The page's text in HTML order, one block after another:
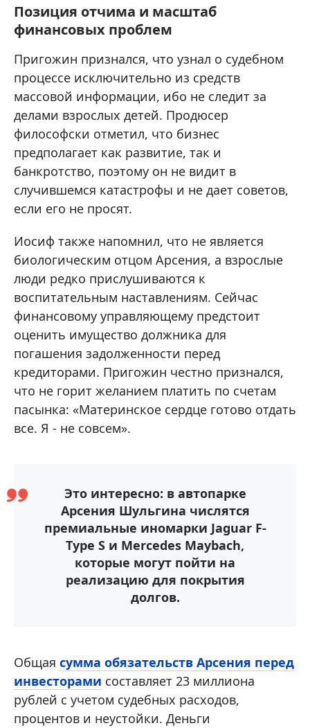
Позиция отчима и масштаб
финансовых проблем
Пригожин признался, что узнал о судебном
процессе исключительно из средств
массовой информации, ибо не следит за
делами взрослых детей. Продюсер
философски отметил, что бизнес
предполагает как развитие, так и
банкротство, поэтому он не видит в
случившемся катастрофы и не дает советов,
если его не просят.
Иосиф также напомнил, что не является
биологическим отцом Арсения, а взрослые
люди редко прислушиваются к
воспитательным наставлениям. Сейчас
финансовому управляющему предстоит
оценить имущество должника для
погашения задолженности перед
кредиторами. Пригожин честно признался,
что не горит желанием платить по счетам
пасынка: «Материнское сердце готово отдать
все. Я - не совсем».
Это интересно: в автопарке
Арсения Шульгина числятся
премиальные иномарки Jaguar F-
Type S и Mercedes Maybach,
которые могут пойти на
реализацию для покрытия
долгов.
Общая сумма обязательств Арсения перед
инвесторами составляет 23 миллиона
рублей с учетом судебных расходов,
процентов и неустойки. Деньги